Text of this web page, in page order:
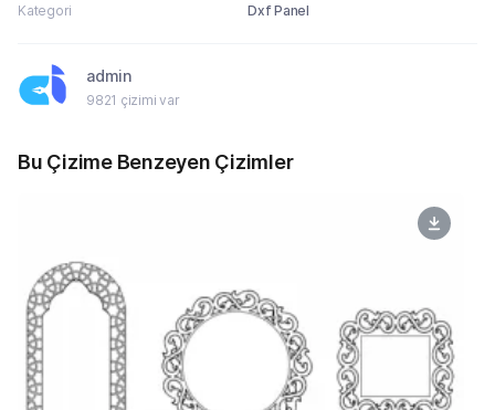
Kategori
Dxf Panel
admin
9821 çizimi var
Bu Çizime Benzeyen Çizimler